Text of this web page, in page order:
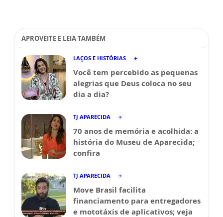
APROVEITE E LEIA TAMBÉM
LAÇOS E HISTÓRIAS
Você tem percebido as pequenas
alegrias que Deus coloca no seu
dia a dia?
TJ APARECIDA
70 anos de memória e acolhida: a
história do Museu de Aparecida;
confira
TJ APARECIDA
Move Brasil facilita
financiamento para entregadores
e mototáxis de aplicativos; veja